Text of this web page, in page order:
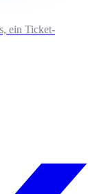
ein Ticket-